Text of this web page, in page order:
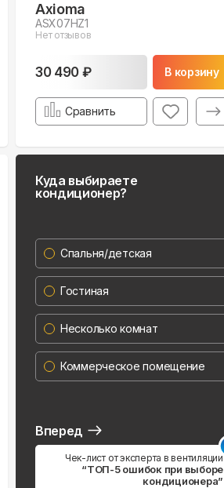
Axioma
ASX07HZ1
Нет отзывов
30 490 ₽ В корзину
Сравнить
Куда выбираете
кондиционер?
Спальня/детская
Гостиная
Несколько комнат
Коммерческое помещение
Вперед
Чек-лист от эксперта в вентиляции
“ТОП-5 ошибок при выборе
кондиционера”